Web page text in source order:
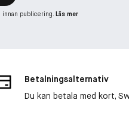
innan publicering. Läs mer
Betalningsalternativ
Du kan betala med kort,